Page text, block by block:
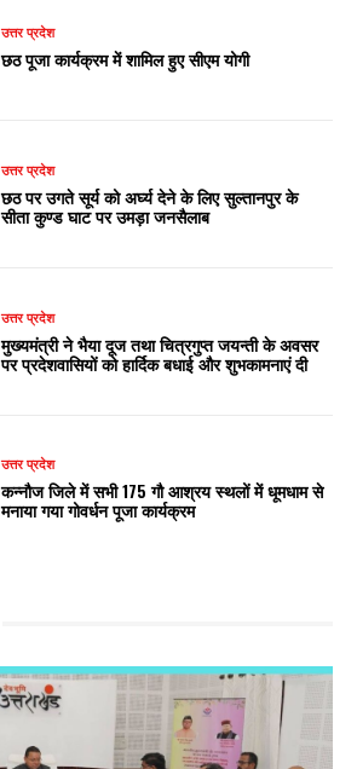
उत्तर प्रदेश
छठ पूजा कार्यक्रम में शामिल हुए सीएम योगी
उत्तर प्रदेश
छठ पर उगते सूर्य को अर्घ्य देने के लिए सुल्तानपुर के
सीता कुण्ड घाट पर उमड़ा जनसैलाब
उत्तर प्रदेश
मुख्यमंत्री ने भैया दूज तथा चित्रगुप्त जयन्ती के अवसर
पर प्रदेशवासियों को हार्दिक बधाई और शुभकामनाएं दी
उत्तर प्रदेश
कन्नौज जिले में सभी 175 गौ आश्रय स्थलों में धूमधाम से
मनाया गया गोवर्धन पूजा कार्यक्रम